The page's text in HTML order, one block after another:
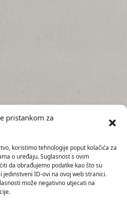
pristankom za
koristimo tehnologije poput kolačića za
o uređaju. Suglasnost s ovim
da obrađujemo podatke kao što su
ID-ovi na ovoj web stranici.
može negativno utjecati na